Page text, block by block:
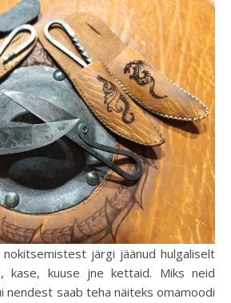
järgi jäänud hulgaliselt
kase, kuuse jne kettaid. Miks neid
nendest saab teha näiteks omamoodi